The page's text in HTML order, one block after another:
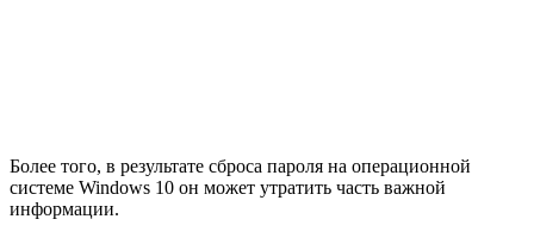
Более того, в результате сброса пароля на операционной
системе Windows 10 он может утратить часть важной
информации.